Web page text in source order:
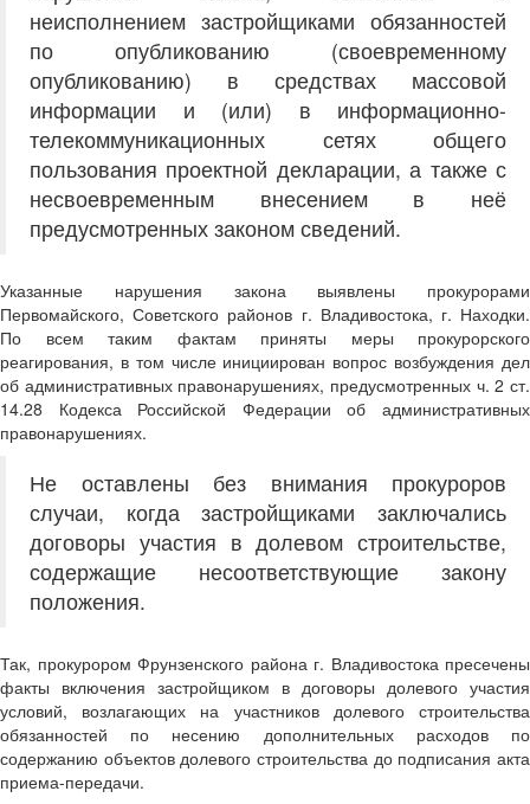
неисполнением застройщиками обязанностей
по опубликованию (своевременному
опубликованию) в средствах массовой
информации и (или) в информационно-
телекоммуникационных сетях общего
пользования проектной декларации, а также с
несвоевременным внесением в неё
предусмотренных законом сведений.
Указанные нарушения закона выявлены прокурорами
Первомайского, Советского районов г. Владивостока, г. Находки.
По всем таким фактам приняты меры прокурорского
реагирования, в том числе инициирован вопрос возбуждения дел
об административных правонарушениях, предусмотренных ч. 2 ст.
14.28 Кодекса Российской Федерации об административных
правонарушениях.
Не оставлены без внимания прокуроров
случаи, когда застройщиками заключались
договоры участия в долевом строительстве,
содержащие несоответствующие закону
положения.
Так, прокурором Фрунзенского района г. Владивостока пресечены
факты включения застройщиком в договоры долевого участия
условий, возлагающих на участников долевого строительства
обязанностей по несению дополнительных расходов по
содержанию объектов долевого строительства до подписания акта
приема-передачи.